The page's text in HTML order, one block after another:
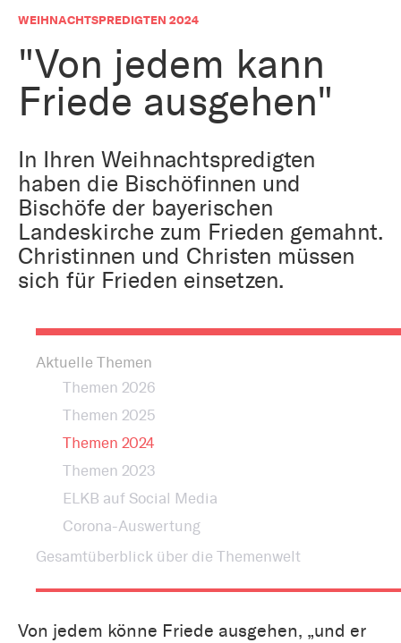
WEIHNACHTSPREDIGTEN 2024
"Von jedem kann
Friede ausgehen"
In Ihren Weihnachtspredigten
haben die Bischöfinnen und
Bischöfe der bayerischen
Landeskirche zum Frieden gemahnt.
Christinnen und Christen müssen
sich für Frieden einsetzen.
Aktuelle Themen
Themen 2026
Themen 2025
Themen 2024
Themen 2023
ELKB auf Social Media
Corona-Auswertung
Gesamtüberblick über die Themenwelt
Von jedem könne Friede ausgehen, „und er
Kirche und Geld
Reformprozess PUK
Kirchenjahr
Ökumene
Religion in der Schule
Kunst
Bildung und Gesellschaft
Tourismus
Weltanschauungsfragen
Gegen Rechtsextremismus